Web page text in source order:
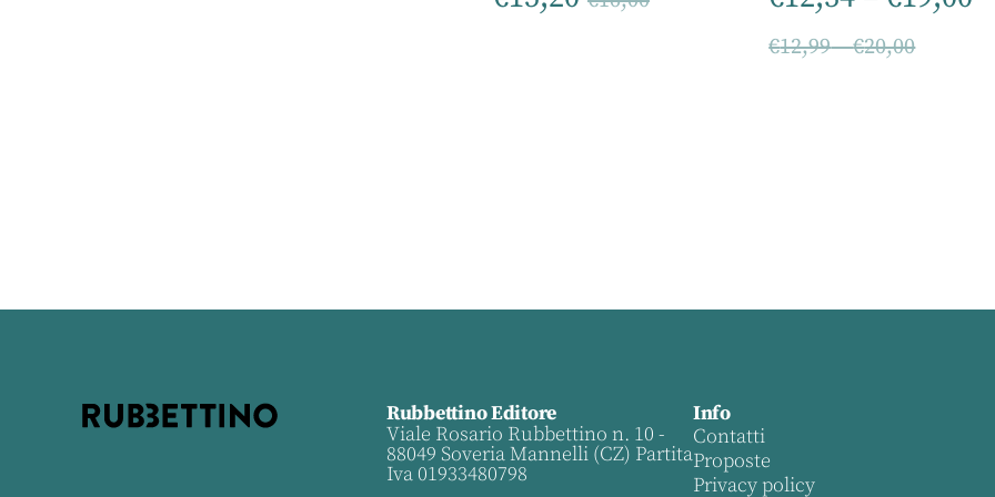
€12,99–€20,00
Rubbettino Editore
Viale Rosario Rubbettino n. 10 -
88049 Soveria Mannelli (CZ) Partita
Iva 01933480798
Info
Contatti
Proposte
Privacy policy